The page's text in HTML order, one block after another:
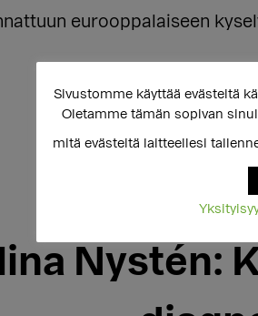
eurooppalaiseen
Nystén:
Sivustomme käyttää evästeitä
Oletamme tämän sopivan
mitä evästeitä laitteellesi